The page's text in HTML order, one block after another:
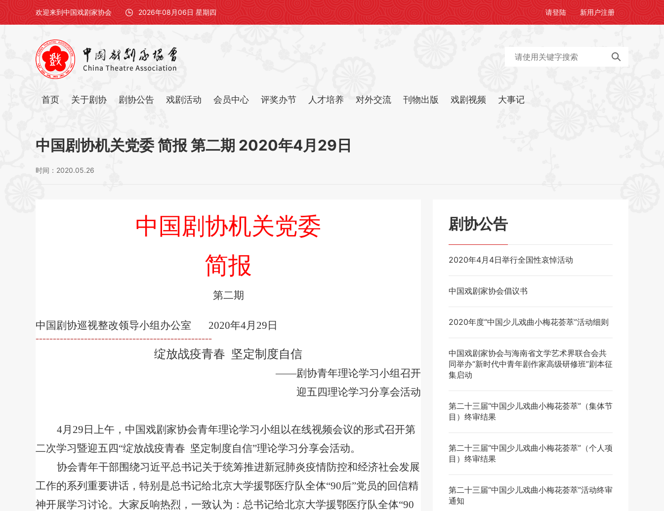
欢迎来到中国戏剧家协会 2026年08月06日 星期四 请登陆 新用户注册
首页 关于剧协 剧协公告 戏剧活动 会员中心 评奖办节 人才培养 对外交流 刊物出版 戏剧视频 大事记
中国剧协机关党委 简报 第二期 2020年4月29日
时间：2020.05.26
中国剧协机关党委
简报
第二期
中国剧协巡视整改领导小组办公室 2020年4月 29 日
---------------------------------------------------
绽放战疫青春 坚定制度自信
——剧协青年理论学习小组召开
迎五四理论学习分享会活动
4月 29 日上午，中国戏剧家协会青年理论学习小组以在线视频会议的形式召开第
二次学习暨迎五四“绽放战疫青春 坚定制度自信”理论学习分享会活动。
协会青年干部围绕习近平总书记关于统筹推进新冠肺炎疫情防控和经济社会发展
工作的系列重要讲话，特别是总书记给北京大学援鄂医疗队全体“90后”党员的回信精
神开展学习讨论。大家反响热烈，一致认为：总书记给北京大学援鄂医疗队全体“90
剧协公告
2020年4月4日举行全国性哀悼活动
中国戏剧家协会倡议书
2020年度“中国少儿戏曲小梅花荟萃”活动细则
中国戏剧家协会与海南省文学艺术界联合会共
同举办“新时代中青年剧作家高级研修班”剧本征
集启动
第二十三届“中国少儿戏曲小梅花荟萃”（集体节
目）终审结果
第二十三届“中国少儿戏曲小梅花荟萃”（个人项
目）终审结果
第二十三届“中国少儿戏曲小梅花荟萃”活动终审
通知